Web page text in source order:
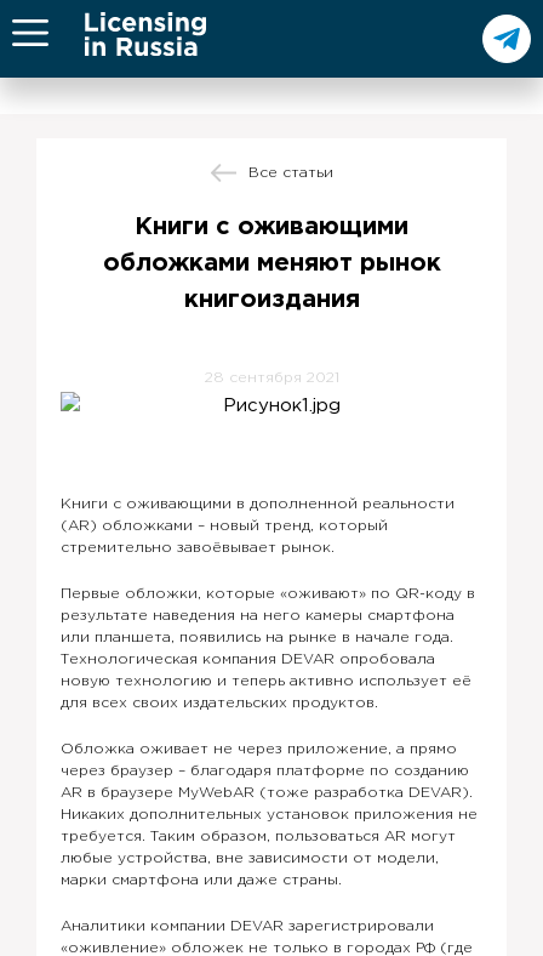
Все статьи
Книги с оживающими
обложками меняют рынок
книгоиздания
28 сентября 2021
Книги с оживающими в дополненной реальности
(AR) обложками – новый тренд, который
стремительно завоёвывает рынок.
Первые обложки, которые «оживают» по QR-коду в
результате наведения на него камеры смартфона
или планшета, появились на рынке в начале года.
Технологическая компания DEVAR опробовала
новую технологию и теперь активно использует её
для всех своих издательских продуктов.
Обложка оживает не через приложение, а прямо
через браузер – благодаря платформе по созданию
AR в браузере MyWebAR (тоже разработка DEVAR).
Никаких дополнительных установок приложения не
требуется. Таким образом, пользоваться AR могут
любые устройства, вне зависимости от модели,
марки смартфона или даже страны.
Аналитики компании DEVAR зарегистрировали
«оживление» обложек не только в городах РФ (где